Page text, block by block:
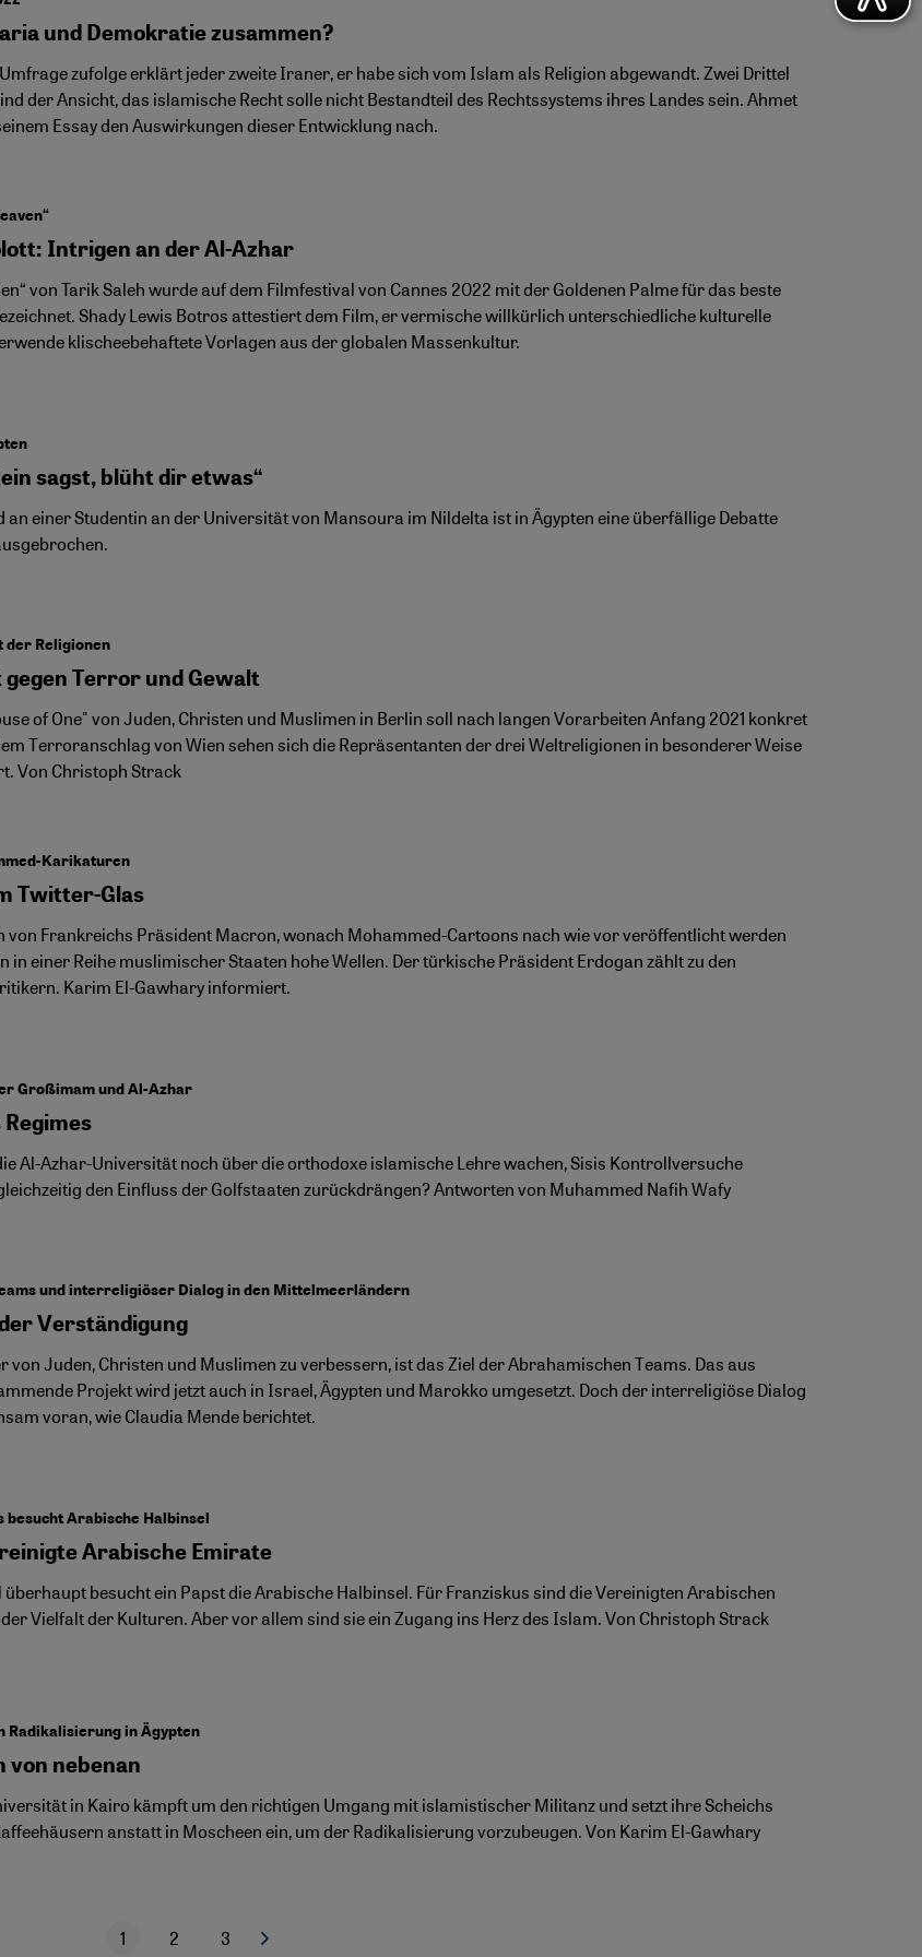
und Demokratie zusammen?
zufolge erklärt jeder zweite Iraner, er habe sich vom Islam als Religion abgewandt. Zwei Drittel
der Ansicht, das islamische Recht solle nicht Bestandteil des Rechtssystems ihres Landes sein. Ahmet
Essay den Auswirkungen dieser Entwicklung nach.
Intrigen an der Al-Azhar
von Tarik Saleh wurde auf dem Filmfestival von Cannes 2022 mit der Goldenen Palme für das beste
Shady Lewis Botros attestiert dem Film, er vermische willkürlich unterschiedliche kulturelle
klischeebehaftete Vorlagen aus der globalen Massenkultur.
sagst, blüht dir etwas“
an einer Studentin an der Universität von Mansoura im Nildelta ist in Ägypten eine überfällige Debatte
der Religionen
gegen Terror und Gewalt
of One" von Juden, Christen und Muslimen in Berlin soll nach langen Vorarbeiten Anfang 2021 konkret
Terroranschlag von Wien sehen sich die Repräsentanten der drei Weltreligionen in besonderer Weise
Von Christoph Strack
Karikaturen
Twitter-Glas
von Frankreichs Präsident Macron, wonach Mohammed-Cartoons nach wie vor veröffentlicht werden
in einer Reihe muslimischer Staaten hohe Wellen. Der türkische Präsident Erdogan zählt zu den
Karim El-Gawhary informiert.
Großimam und Al-Azhar
Al-Azhar-Universität noch über die orthodoxe islamische Lehre wachen, Sisis Kontrollversuche
den Einfluss der Golfstaaten zurückdrängen? Antworten von Muhammed Nafih Wafy
und interreligiöser Dialog in den Mittelmeerländern
Verständigung
von Juden, Christen und Muslimen zu verbessern, ist das Ziel der Abrahamischen Teams. Das aus
Projekt wird jetzt auch in Israel, Ägypten und Marokko umgesetzt. Doch der interreligiöse Dialog
voran, wie Claudia Mende berichtet.
besucht Arabische Halbinsel
Arabische Emirate
besucht ein Papst die Arabische Halbinsel. Für Franziskus sind die Vereinigten Arabischen
Vielfalt der Kulturen. Aber vor allem sind sie ein Zugang ins Herz des Islam. Von Christoph Strack
Radikalisierung in Ägypten
von nebenan
in Kairo kämpft um den richtigen Umgang mit islamistischer Militanz und setzt ihre Scheichs
anstatt in Moscheen ein, um der Radikalisierung vorzubeugen. Von Karim El-Gawhary
Aktuelle Seite
1
Seite
2
Seite
3 Nächste Seite